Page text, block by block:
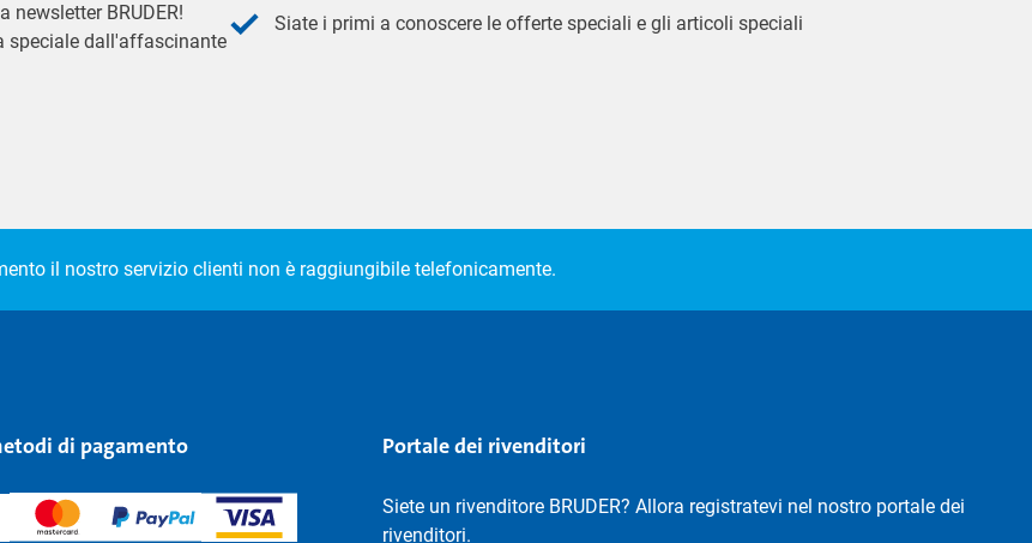
newsletter BRUDER!
speciale dall'affascinante
Siate i primi a conoscere le offerte speciali e gli articoli speciali
il nostro servizio clienti non è raggiungibile telefonicamente.
di pagamento Portale dei rivenditori
Siete un rivenditore BRUDER? Allora registratevi nel nostro portale dei
rivenditori.